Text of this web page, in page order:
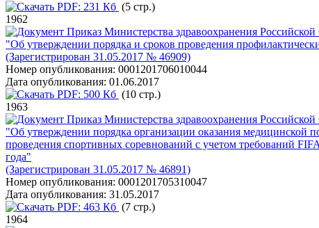
PDF: 231 Кб (5 стр.)
1962
Приказ Министерства здравоохранения
"Об утверждении порядка и сроков проведения
(Зарегистрирован 31.05.2017 № 46909)
Номер опубликования: 0001201706010044
Дата опубликования: 01.06.2017
PDF: 500 Кб (10 стр.)
1963
Приказ Министерства здравоохранения
"Об утверждении порядка организации оказания
проведения спортивных соревнований с учетом требований
года"
(Зарегистрирован 31.05.2017 № 46891)
Номер опубликования: 0001201705310047
Дата опубликования: 31.05.2017
PDF: 463 Кб (7 стр.)
1964